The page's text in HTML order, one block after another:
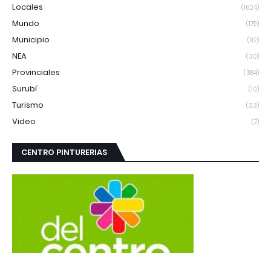
Locales (1624)
Mundo (179)
Municipio (92)
NEA (30)
Provinciales (384)
Surubí (10)
Turismo (33)
Video (7)
CENTRO PINTURERIAS